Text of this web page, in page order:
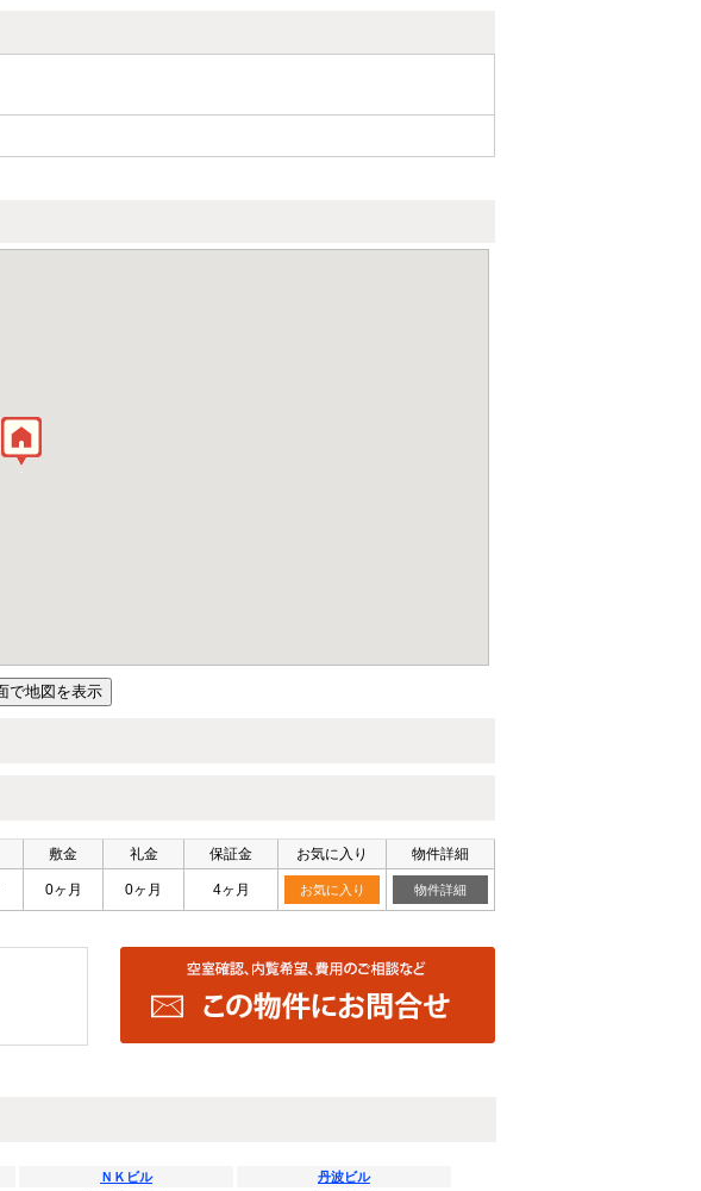
敷金 礼金 保証金 お気に入り 物件詳細
0ヶ月 0ヶ月 4ヶ月 お気に入り 物件詳細
ＮＫビル 丹波ビル